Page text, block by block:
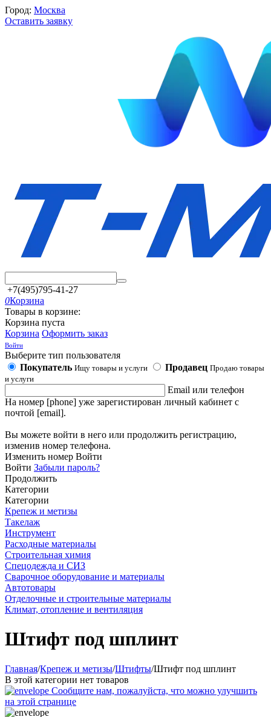
Город: Москва
Оставить заявку
+7(495)795-41-27
0Корзина
Товары в корзине:
Корзина пуста
Корзина Оформить заказ
Войти
Выберите тип пользователя
Покупатель Ищу товары и услуги Продавец Продаю товары
и услуги
Email или телефон
На номер [phone] уже зарегистирован личный кабинет с
почтой [email].
Вы можете войти в него или продолжить регистрацию,
изменив номер телефона.
Изменить номер Войти
Войти Забыли пароль?
Продолжить
Категории
Категории
Крепеж и метизы
Такелаж
Инструмент
Расходные материалы
Строительная химия
Спецодежда и СИЗ
Сварочное оборудование и материалы
Автотовары
Отделочные и строительные материалы
Климат, отопление и вентиляция
Штифт под шплинт
Главная/Крепеж и метизы/Штифты/Штифт под шплинт
В этой категории нет товаров
Сообщите нам, пожалуйста, что можно улучшить
на этой странице